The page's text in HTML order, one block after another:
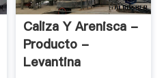
Caliza Y Arenisca -
Producto -
Levantina